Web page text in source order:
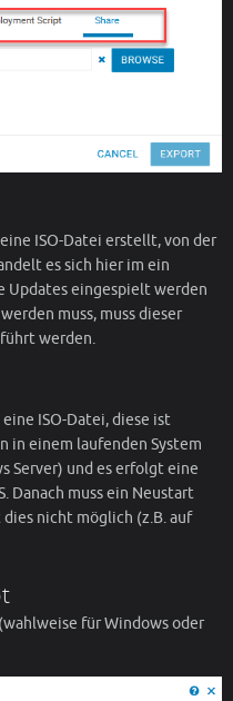
ISO-Datei erstellt, von der
es sich hier im ein
Updates eingespielt werden
muss, muss dieser
werden.
ISO-Datei, diese ist
in einem laufenden System
Server) und es erfolgt eine
Danach muss ein Neustart
nicht möglich (z.B. auf
für Windows oder